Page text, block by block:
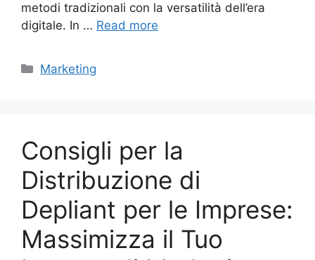
metodi tradizionali con la versatilità dell’era
digitale. In … Read more
Categories
Marketing
Consigli per la
Distribuzione di
Depliant per le Imprese:
Massimizza il Tuo